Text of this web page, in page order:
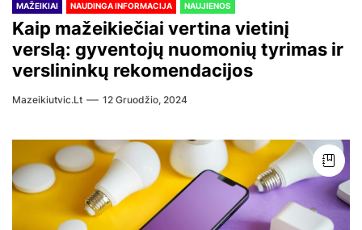
MAŽEIKIAI NAUDINGA INFORMACIJA NAUJIENOS
Kaip mažeikiečiai vertina vietinį
verslą: gyventojų nuomonių tyrimas ir
verslininkų rekomendacijos
Mazeikiutvic.lt 12 Gruodžio, 2024